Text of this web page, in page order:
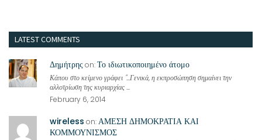
LATEST COMMENTS
Δημήτρηςon:Το ιδιωτικοποιημένο άτομο
Κάπου στο κείμενο γράφει "...Γενικά, η εκπροσώπηση σημαίνει την
αλλοτρίωση της κυριαρχίας ...
February 6, 2014
wireless on:ΑΜΕΣΗ ΔΗΜΟΚΡΑΤΙΑ ΚΑΙ
ΚΟΜΜΟΥΝΙΣΜΟΣ